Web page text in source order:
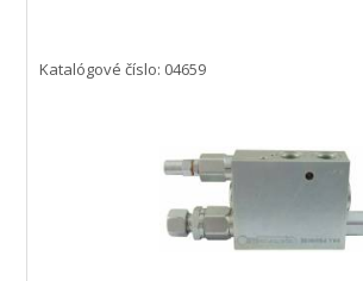
Katalógové číslo: 04659